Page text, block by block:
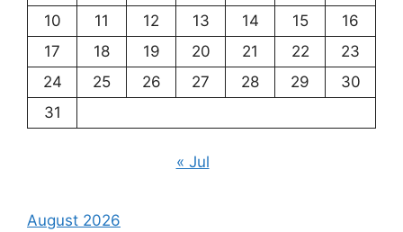
10
11 12 13 14 15
16
17
18 19 20 21 22
23
24
25 26 27 28 29
30
31
« Jul
August 2026